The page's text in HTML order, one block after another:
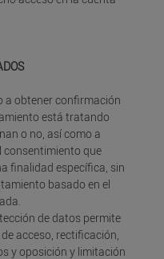
a obtener confirmación
está tratando
o no, así como a
consentimiento que
finalidad específica, sin
basado en el
de datos permite
acceso, rectificación,
y oposición y limitación